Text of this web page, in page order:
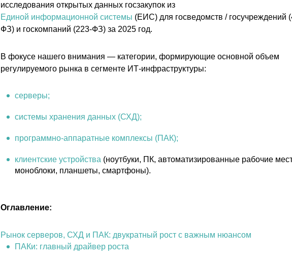
исследования открытых данных госзакупок из
Единой информационной системы (ЕИС) для госведомств / госучреждений
ФЗ) и госкомпаний (223-ФЗ) за 2025 год.
В фокусе нашего внимания — категории, формирующие основной объем
регулируемого рынка в сегменте ИТ-инфраструктуры:
серверы;
системы хранения данных (СХД);
программно-аппаратные комплексы (ПАК);
клиентские устройства (ноутбуки, ПК, автоматизированные рабочие
моноблоки, планшеты, смартфоны).
Оглавление:
Рынок серверов, СХД и ПАК: двукратный рост с важным нюансом
ПАКи: главный драйвер роста